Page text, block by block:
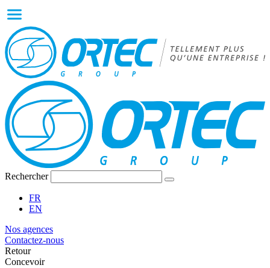
Rechercher
FR
EN
Nos agences
Contactez-nous
Retour
Concevoir